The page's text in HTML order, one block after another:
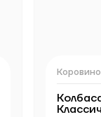
Коровино